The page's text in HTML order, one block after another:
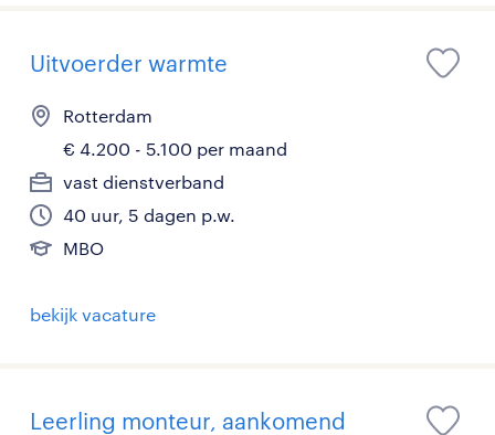
Uitvoerder warmte
Rotterdam
€ 4.200 - 5.100 per maand
vast dienstverband
40 uur, 5 dagen p.w.
MBO
bekijk vacature
Leerling monteur, aankomend